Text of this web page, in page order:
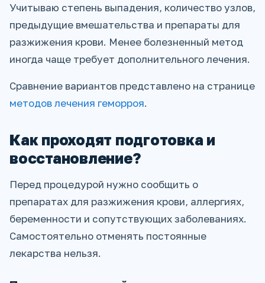
Учитываю степень выпадения, количество узлов,
предыдущие вмешательства и препараты для
разжижения крови. Менее болезненный метод
иногда чаще требует дополнительного лечения.
Сравнение вариантов представлено на странице
методов лечения геморроя.
Как проходят подготовка и
восстановление?
Перед процедурой нужно сообщить о
препаратах для разжижения крови, аллергиях,
беременности и сопутствующих заболеваниях.
Самостоятельно отменять постоянные
лекарства нельзя.